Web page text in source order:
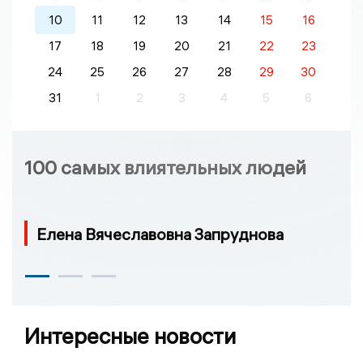
10
11 12 13 14 15
16
17
18 19 20 21 22
23
24
25 26 27 28 29
30
31
1 2 3 4 5 6
100 самых влиятельных людей
Елена Вячеславовна Запруднова
Интересные новости